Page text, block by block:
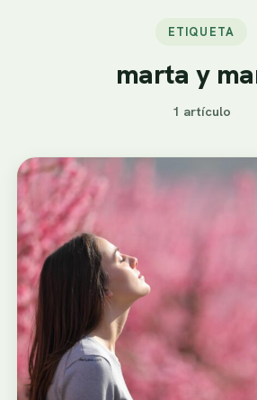
ETIQUETA
marta y
1 artículo